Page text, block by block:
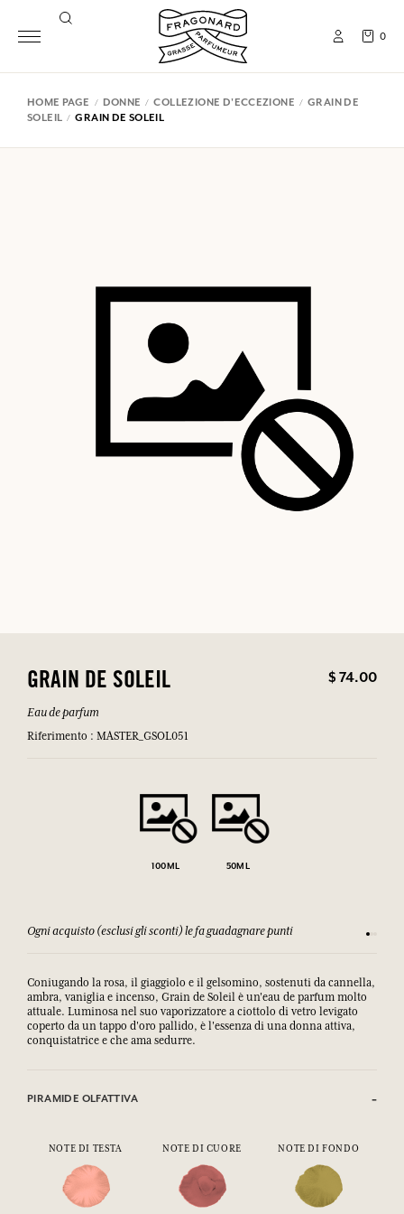
0
HOME PAGE DONNE COLLEZIONE D'ECCEZIONE
GRAIN DE
SOLEIL
GRAIN DE SOLEIL
GRAIN DE SOLEIL $ 74.00
Eau de parfum
Riferimento : MASTER_GSOL051
100ML 50ML
Ogni acquisto (esclusi gli sconti) le fa guadagnare punti
Coniugando la rosa, il giaggiolo e il gelsomino, sostenuti da cannella,
ambra, vaniglia e incenso, Grain de Soleil è un'eau de parfum molto
attuale. Luminosa nel suo vaporizzatore a ciottolo di vetro levigato
coperto da un tappo d'oro pallido, è l'essenza di una donna attiva,
conquistatrice e che ama sedurre.
PIRAMIDE OLFATTIVA
NOTE DI TESTA NOTE DI CUORE NOTE DI FONDO